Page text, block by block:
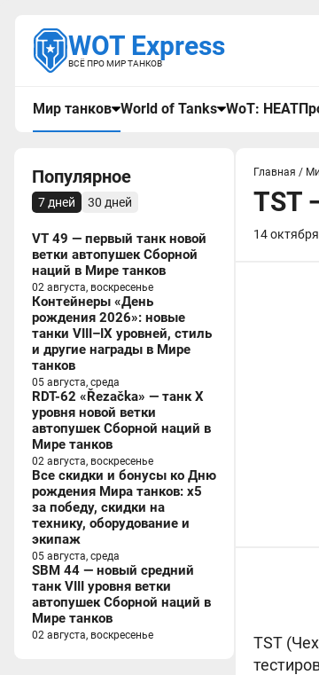
WOT Express
ВСЁ ПРО МИР ТАНКОВ
Мир танков World of Tanks WoT: HEAT
Популярное
7 дней 30 дней
VT 49 — первый танк новой
ветки автопушек Сборной
наций в Мире танков
02 августа, воскресенье
Контейнеры «День
рождения 2026»: новые
танки VIII–IX уровней, стиль
и другие награды в Мире
танков
05 августа, среда
RDT-62 «Řezačka» — танк X
уровня новой ветки
автопушек Сборной наций в
Мире танков
02 августа, воскресенье
Все скидки и бонусы ко Дню
рождения Мира танков: x5
за победу, скидки на
технику, оборудование и
экипаж
05 августа, среда
SBM 44 — новый средний
танк VIII уровня ветки
автопушек Сборной наций в
Мире танков
02 августа, воскресенье
Главная /
TST
14
TST (